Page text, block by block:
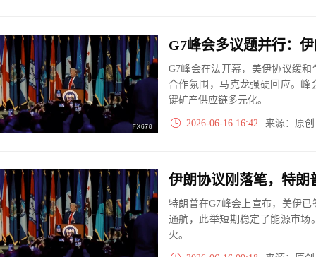
G7峰会在法开幕，美伊协议缓
合作氛围，马克龙强硬回应。峰
键矿产供应链多元化。
2026-06-16 16:42 来源：原
特朗普在G7峰会上宣布，美伊
通航，此举短期稳定了能源市场
火。